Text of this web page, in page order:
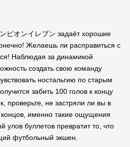
ピオンイレブン задаёт хорошие
Желаешь ли расправиться с
Наблюдая за динамикой
создать свою команду
ностальгию по старым
забить 100 голов к концу
проверьте, не застряли ли вы в
концов, именно такие ощущения
улов буллетов превратит то, что
футбольный экшен.